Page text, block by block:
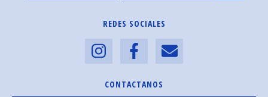
REDES SOCIALES
CONTACTANOS